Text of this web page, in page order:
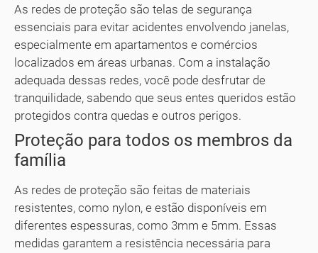
As redes de proteção são telas de segurança
essenciais para evitar acidentes envolvendo janelas,
especialmente em apartamentos e comércios
localizados em áreas urbanas. Com a instalação
adequada dessas redes, você pode desfrutar de
tranquilidade, sabendo que seus entes queridos estão
protegidos contra quedas e outros perigos.
Proteção para todos os membros da
família
As redes de proteção são feitas de materiais
resistentes, como nylon, e estão disponíveis em
diferentes espessuras, como 3mm e 5mm. Essas
medidas garantem a resistência necessária para